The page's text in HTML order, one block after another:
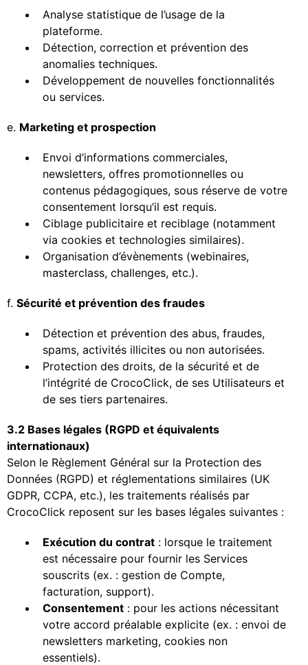
Analyse statistique de l’usage de la
plateforme.
Détection, correction et prévention des
anomalies techniques.
Développement de nouvelles fonctionnalités
ou services.
e. Marketing et prospection
Envoi d’informations commerciales,
newsletters, offres promotionnelles ou
contenus pédagogiques, sous réserve de votre
consentement lorsqu’il est requis.
Ciblage publicitaire et reciblage (notamment
via cookies et technologies similaires).
Organisation d’évènements (webinaires,
masterclass, challenges, etc.).
f. Sécurité et prévention des fraudes
Détection et prévention des abus, fraudes,
spams, activités illicites ou non autorisées.
Protection des droits, de la sécurité et de
l’intégrité de CrocoClick, de ses Utilisateurs et
de ses tiers partenaires.
3.2 Bases légales (RGPD et équivalents
internationaux)
Selon le Règlement Général sur la Protection des
Données (RGPD) et réglementations similaires (UK
GDPR, CCPA, etc.), les traitements réalisés par
CrocoClick reposent sur les bases légales suivantes :
Exécution du contrat : lorsque le traitement
est nécessaire pour fournir les Services
souscrits (ex. : gestion de Compte,
facturation, support).
Consentement : pour les actions nécessitant
votre accord préalable explicite (ex. : envoi de
newsletters marketing, cookies non
essentiels).